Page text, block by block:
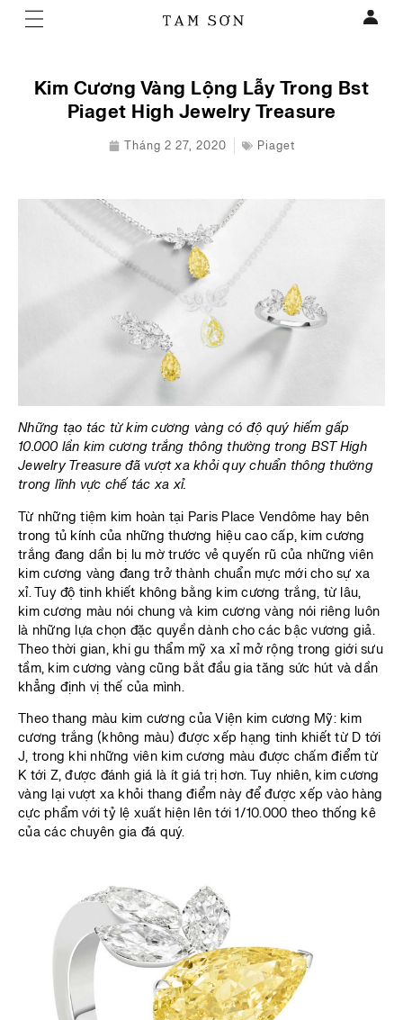
Kim Cương Vàng Lộng Lẫy Trong Bst
Piaget High Jewelry Treasure
Tháng 2 27, 2020 Piaget
Những tạo tác từ kim cương vàng có độ quý hiếm gấp
10.000 lần kim cương trắng thông thường trong BST High
Jewelry Treasure đã vượt xa khỏi quy chuẩn thông thường
trong lĩnh vực chế tác xa xỉ.
Từ những tiệm kim hoàn tại Paris Place Vendôme hay bên
trong tủ kính của những thương hiệu cao cấp, kim cương
trắng đang dần bị lu mờ trước vẻ quyến rũ của những viên
kim cương vàng đang trở thành chuẩn mực mới cho sự xa
xỉ. Tuy độ tinh khiết không bằng kim cương trắng, từ lâu,
kim cương màu nói chung và kim cương vàng nói riêng luôn
là những lựa chọn đặc quyền dành cho các bậc vương giả.
Theo thời gian, khi gu thẩm mỹ xa xỉ mở rộng trong giới sưu
tầm, kim cương vàng cũng bắt đầu gia tăng sức hút và dần
khẳng định vị thế của mình.
Theo thang màu kim cương của Viện kim cương Mỹ: kim
cương trắng (không màu) được xếp hạng tinh khiết từ D tới
J, trong khi những viên kim cương màu được chấm điểm từ
K tới Z, được đánh giá là ít giá trị hơn. Tuy nhiên, kim cương
vàng lại vượt xa khỏi thang điểm này để được xếp vào hàng
cực phẩm với tỷ lệ xuất hiện lên tới 1/10.000 theo thống kê
của các chuyên gia đá quý.